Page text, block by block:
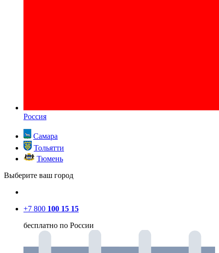
Россия
Самара
Тольятти
Тюмень
Выберите ваш город
+7 800 100 15 15
бесплатно по России